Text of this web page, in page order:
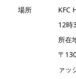
場所
KFC
12時
所在
〒
ァッ